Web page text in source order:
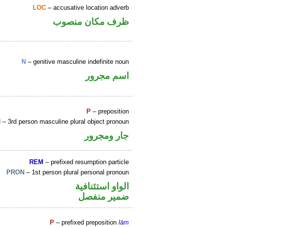
LOC – accusative location adverb
ظرف مكان منصوب
N – genitive masculine indefinite noun
اسم مجرور
P – preposition
– 3rd person masculine plural object pronoun
جار ومجرور
REM – prefixed resumption particle
PRON – 1st person plural personal pronoun
الواو استئنافية
ضمير منفصل
P – prefixed prepositionlām